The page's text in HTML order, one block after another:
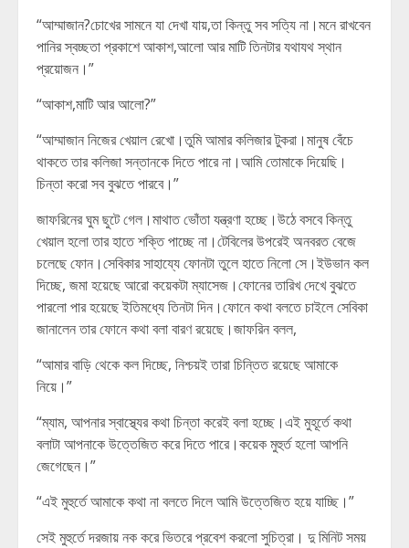
“আম্মাজান?চোখের সামনে যা দেখা যায়,তা কিন্তু সব সত্যি না।মনে রাখবেন
পানির স্বচ্ছতা প্রকাশে আকাশ,আলো আর মাটি তিনটার যথাযথ স্থান
প্রয়োজন।”
“আকাশ,মাটি আর আলো?”
“আম্মাজান নিজের খেয়াল রেখো।তুমি আমার কলিজার টুকরা।মানুষ বেঁচে
থাকতে তার কলিজা সন্তানকে দিতে পারে না।আমি তোমাকে দিয়েছি।
চিন্তা করো সব বুঝতে পারবে।”
জাফরিনের ঘুম ছুটে গেল।মাথাত ভোঁতা যন্ত্রণা হচ্ছে।উঠে বসবে কিন্তু
খেয়াল হলো তার হাতে শক্তি পাচ্ছে না।টেবিলের উপরেই অনবরত বেজে
চলেছে ফোন।সেবিকার সাহায্যে ফোনটা তুলে হাতে নিলো সে।ইউভান কল
দিচ্ছে, জমা হয়েছে আরো কয়েকটা ম্যাসেজ।ফোনের তারিখ দেখে বুঝতে
পারলো পার হয়েছে ইতিমধ্যে তিনটা দিন।ফোনে কথা বলতে চাইলে সেবিকা
জানালেন তার ফোনে কথা বলা বারণ রয়েছে।জাফরিন বলল,
“আমার বাড়ি থেকে কল দিচ্ছে, নিশ্চয়ই তারা চিন্তিত রয়েছে আমাকে
নিয়ে।”
“ম্যাম, আপনার স্বাস্থ্যের কথা চিন্তা করেই বলা হচ্ছে।এই মুহূর্তে কথা
বলাটা আপনাকে উত্তেজিত করে দিতে পারে।কয়েক মুহুর্ত হলো আপনি
জেগেছেন।”
“এই মুহুর্তে আমাকে কথা না বলতে দিলে আমি উত্তেজিত হয়ে যাচ্ছি।”
সেই মুহুর্তে দরজায় নক করে ভিতরে প্রবেশ করলো সুচিত্রা। দু মিনিট সময়